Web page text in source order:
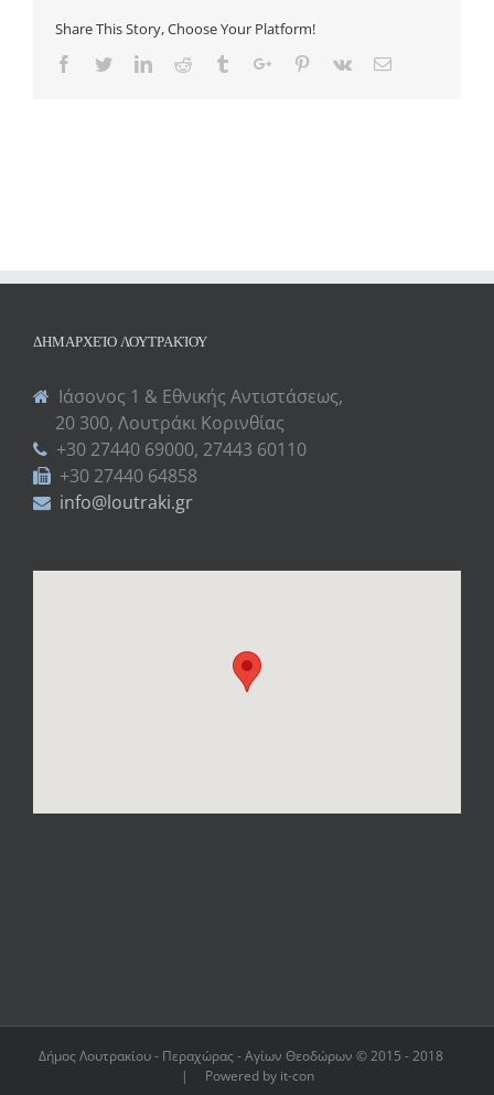
Share This Story, Choose Your Platform!
Facebook
TwitterLinkedinReddit TumblrGoogle+Pinterest
Vk Email
ΔΗΜΑΡΧΕΊΟ ΛΟΥΤΡΑΚΊΟΥ
Ιάσονος 1 & Εθνικής Αντιστάσεως,
20 300, Λουτράκι Κορινθίας
+30 27440 69000, 27443 60110
+30 27440 64858
info@loutraki.gr
Δήμος Λουτρακίου - Περαχώρας - Αγίων Θεοδώρων © 2015 - 2018
| Powered by it-con